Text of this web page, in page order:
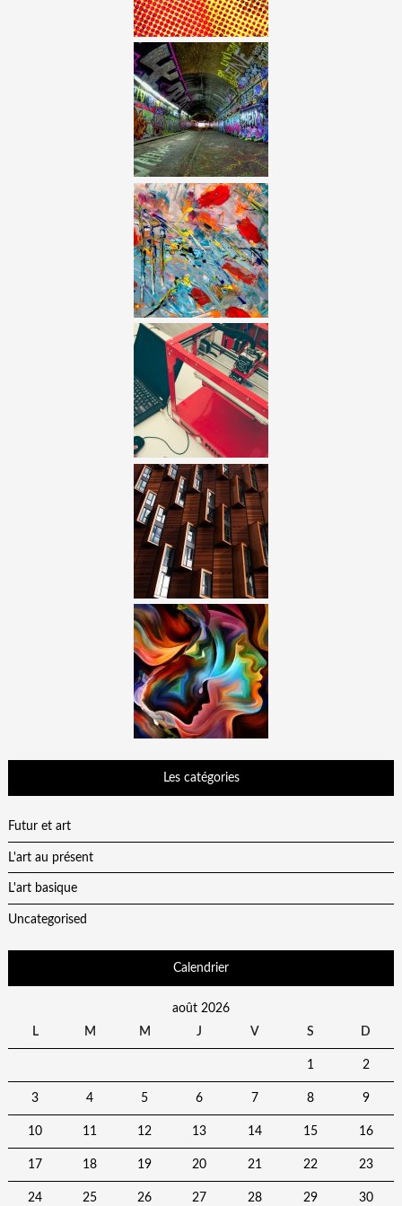
Les catégories
Futur et art
L'art au présent
L'art basique
Uncategorised
Calendrier
août 2026
L
M M J V S D
1 2
3 4 5 6 7 8 9
10 11 12 13 14 15 16
17 18 19 20 21 22 23
24 25 26 27 28 29 30